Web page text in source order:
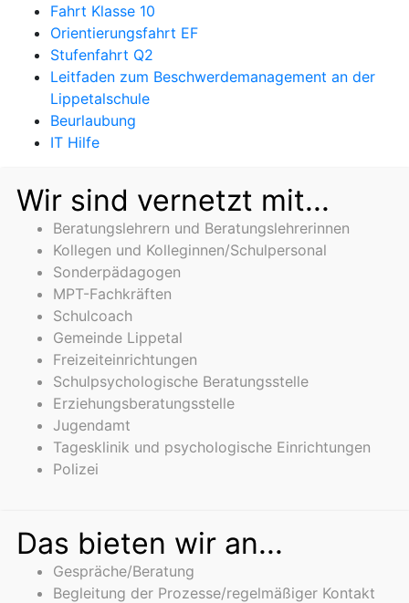
Fahrt Klasse 10
Orientierungsfahrt EF
Stufenfahrt Q2
Leitfaden zum Beschwerdemanagement an der
Lippetalschule
Beurlaubung
IT Hilfe
Wir sind vernetzt mit...
Beratungslehrern und Beratungslehrerinnen
Kollegen und Kolleginnen/Schulpersonal
Sonderpädagogen
MPT-Fachkräften
Schulcoach
Gemeinde Lippetal
Freizeiteinrichtungen
Schulpsychologische Beratungsstelle
Erziehungsberatungsstelle
Jugendamt
Tagesklinik und psychologische Einrichtungen
Polizei
Das bieten wir an...
Gespräche/Beratung
Begleitung der Prozesse/regelmäßiger Kontakt